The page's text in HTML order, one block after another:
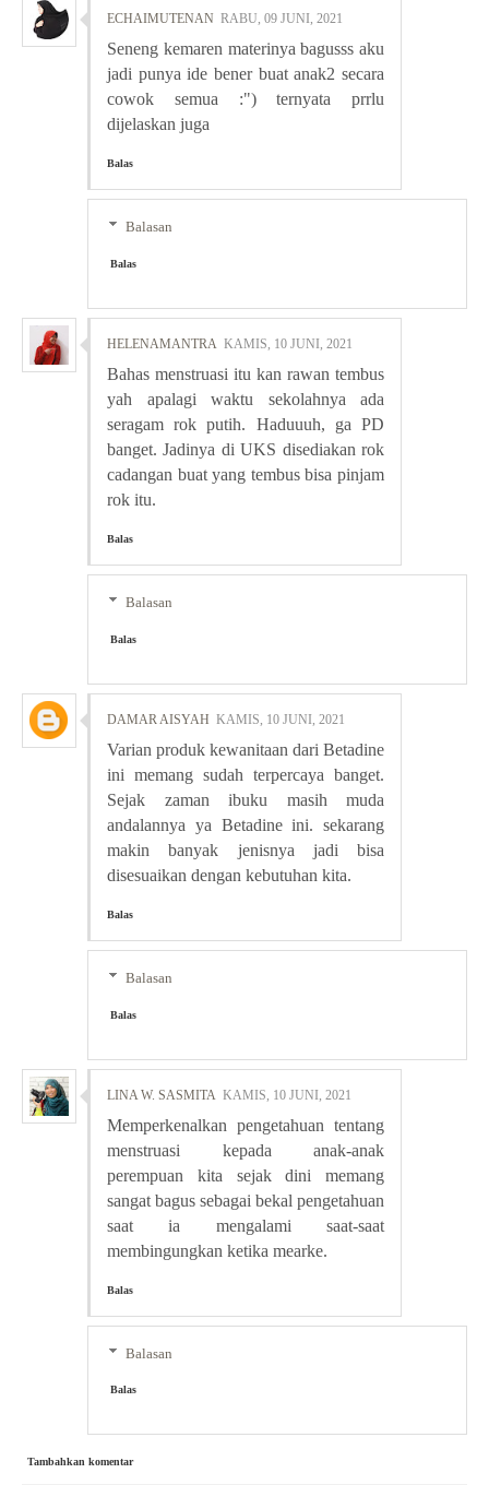
ECHAIMUTENAN RABU, 09 JUNI, 2021
Seneng kemaren materinya bagusss aku
jadi punya ide bener buat anak2 secara
cowok semua :") ternyata prrlu
dijelaskan juga
Balas
Balasan
Balas
HELENAMANTRA KAMIS, 10 JUNI, 2021
Bahas menstruasi itu kan rawan tembus
yah apalagi waktu sekolahnya ada
seragam rok putih. Haduuuh, ga PD
banget. Jadinya di UKS disediakan rok
cadangan buat yang tembus bisa pinjam
rok itu.
Balas
Balasan
Balas
DAMAR AISYAH KAMIS, 10 JUNI, 2021
Varian produk kewanitaan dari Betadine
ini memang sudah terpercaya banget.
Sejak zaman ibuku masih muda
andalannya ya Betadine ini. sekarang
makin banyak jenisnya jadi bisa
disesuaikan dengan kebutuhan kita.
Balas
Balasan
Balas
LINA W. SASMITA KAMIS, 10 JUNI, 2021
Memperkenalkan pengetahuan tentang
menstruasi kepada anak-anak
perempuan kita sejak dini memang
sangat bagus sebagai bekal pengetahuan
saat ia mengalami saat-saat
membingungkan ketika mearke.
Balas
Balasan
Balas
Tambahkan komentar